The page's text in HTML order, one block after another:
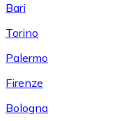
Bari
Torino
Palermo
Firenze
Bologna